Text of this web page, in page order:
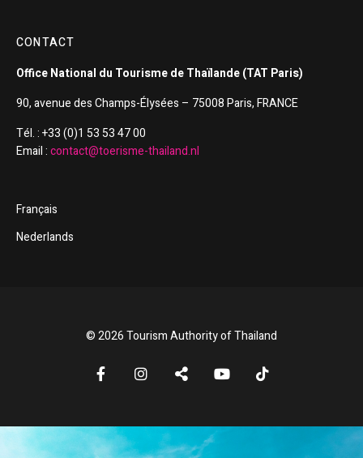
CONTACT
Office National du Tourisme de Thaïlande (TAT Paris)
90, avenue des Champs-Élysées – 75008 Paris, FRANCE
Tél. : +33 (0)1 53 53 47 00
Email :contact@toerisme-thailand.nl
Français
Nederlands
© 2026 Tourism Authority of Thailand